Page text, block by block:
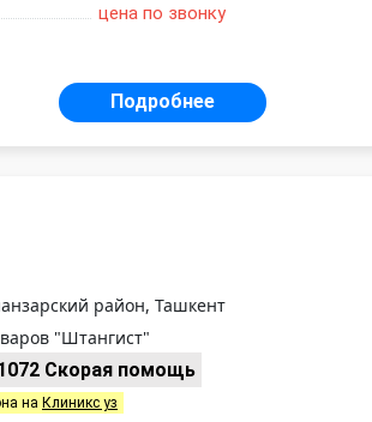
цена по звонку
Подробнее
район, Ташкент
"Штангист"
Скорая помощь
на Клиникс уз